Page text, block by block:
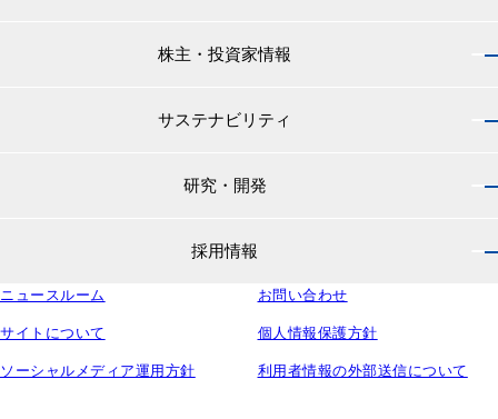
小型船舶・漁船用塗料・漁網用防汚剤
建材用塗料
特殊樹脂化学品（軌道用材料）
コンテナ用塗料
本社・支店・営業所
グループ会社
研究所・工場
株主・投資家情報
株主・投資家情報 トップ
中国塗料ってどんな会社？
財務・業績情報
IRカレンダー
サステナビリティ
サステナビリティ トップ
社会
ガバナンス
研究・開発
中国塗料の技術力
採用情報
ニュースルーム お問い合わせ
サイトについて 個人情報保護方針
ソーシャルメディア運用方針 利用者情報の外部送信について